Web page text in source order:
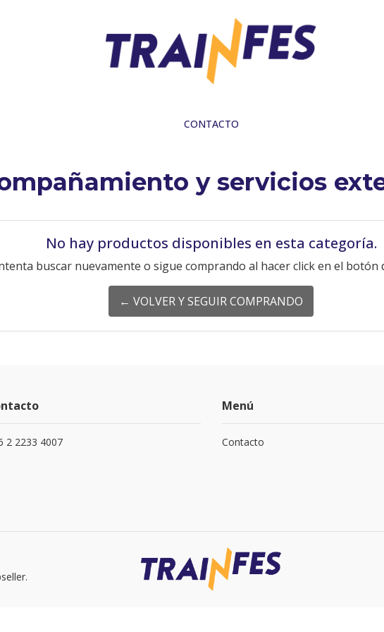
CONTACTO
y servicios
No hay productos disponibles en esta categoría.
buscar nuevamente o sigue comprando al hacer click en el botón
← VOLVER Y SEGUIR COMPRANDO
2 2233 4007
Menú
Contacto
.